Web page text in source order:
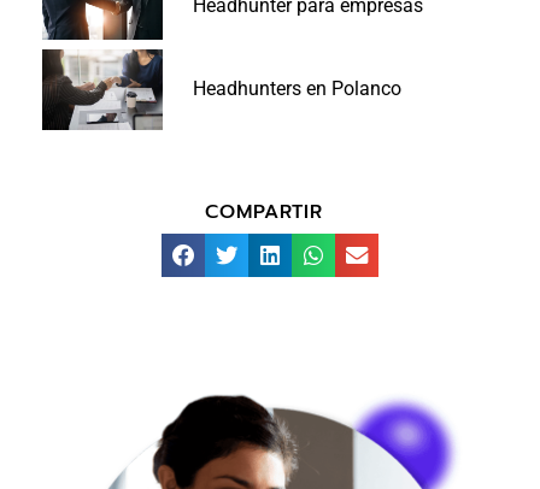
Headhunter para empresas
Headhunters en Polanco
COMPARTIR